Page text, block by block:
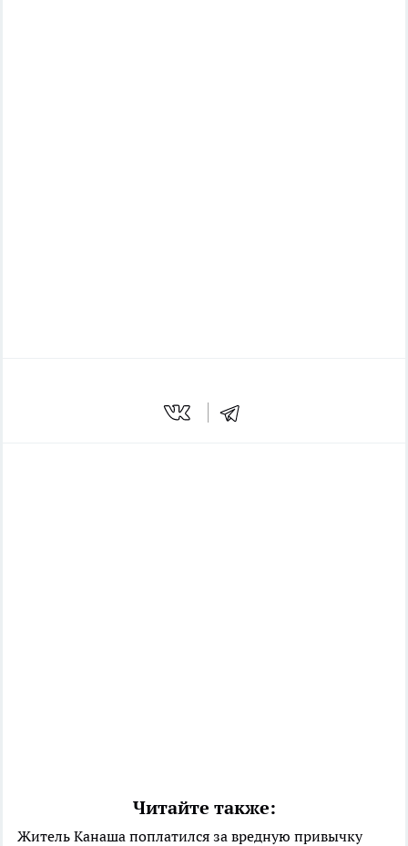
Читайте также:
Житель Канаша поплатился за вредную привычку